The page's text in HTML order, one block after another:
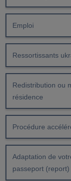
Emploi
Ressortissants
Redistribution ou
résidence
Procédure
Adaptation de
passeport (report)